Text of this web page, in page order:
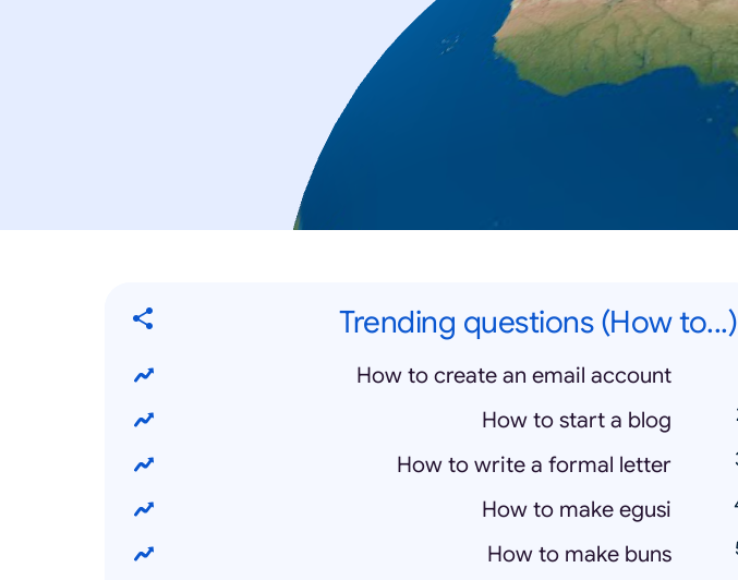
Trending questions (How to...)
How to create an email account
How to start a blog
How to write a formal letter
How to make egusi
How to make buns